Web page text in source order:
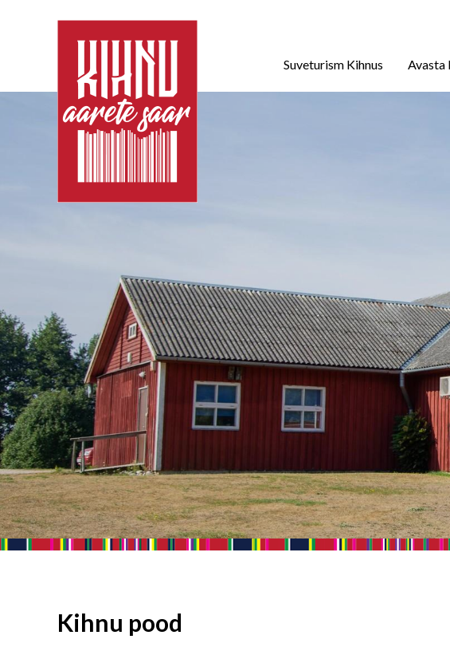
Suveturism Kihnus Avasta
Kihnu pood